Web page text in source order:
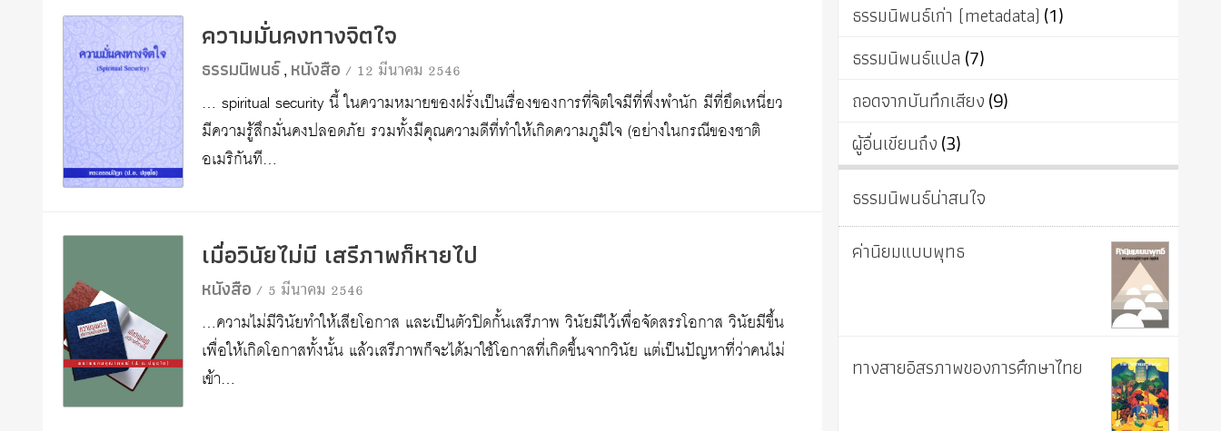
ความมั่นคงทางจิตใจ
ธรรมนิพนธ์, หนังสือ/ 12 มีนาคม 2546
… spiritual security นี้ ในความหมายของฝรั่งเป็นเรื่องของการที่จิตใจมีที่พึ่งพำนัก มีที่ยึดเหนี่ยว
มีความรู้สึกมั่นคงปลอดภัย รวมทั้งมีคุณความดีที่ทำให้เกิดความภูมิใจ (อย่างในกรณีของชาติ
อเมริกันที…
เมื่อวินัยไม่มี เสรีภาพก็หายไป
หนังสือ/ 5 มีนาคม 2546
…ความไม่มีวินัยทำให้เสียโอกาส และเป็นตัวปิดกั้นเสรีภาพ วินัยมีไว้เพื่อจัดสรรโอกาส วินัยมีขึ้น
เพื่อให้เกิดโอกาสทั้งนั้น แล้วเสรีภาพก็จะได้มาใช้โอกาสที่เกิดขึ้นจากวินัย แต่เป็นปัญหาที่ว่าคนไม่
เข้า…
ธรรมนิพนธ์เก่า (metadata) (1)
ธรรมนิพนธ์แปล (7)
ถอดจากบันทึกเสียง(9)
ผู้อื่นเขียนถึง(3)
ธรรมนิพนธ์น่าสนใจ
ค่านิยมแบบพุทธ
ทางสายอิสรภาพของการศึกษาไทย